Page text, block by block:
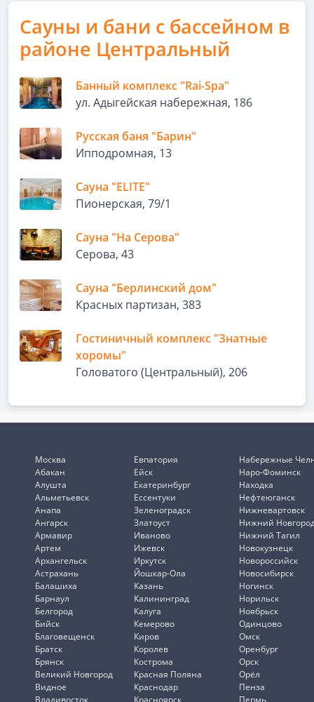
Сауны и бани с бассейном в
районе Центральный
Банный комплекс "Rai-Spa"
ул. Адыгейская набережная, 186
Русская баня "Барин"
Ипподромная, 13
Сауна "ELITE"
Пионерская, 79/1
Сауна "На Серова"
Серова, 43
Сауна "Берлинский дом"
Красных партизан, 383
Гостиничный комплекс "Знатные
хоромы"
Головатого (Центральный), 206
Москва
Абакан
Алушта
Альметьевск
Анапа
Ангарск
Армавир
Артем
Архангельск
Астрахань
Балашиха
Барнаул
Белгород
Бийск
Благовещенск
Братск
Брянск
Великий Новгород
Видное
Владивосток
Евпатория
Ейск
Екатеринбург
Ессентуки
Зеленоградск
Златоуст
Иваново
Ижевск
Иркутск
Йошкар-Ола
Казань
Калининград
Калуга
Кемерово
Киров
Королев
Кострома
Красная Поляна
Краснодар
Красноярск
Набережные
Наро-Фоминск
Находка
Нефтеюганск
Нижневартовск
Нижний
Нижний Тагил
Новокузнецк
Новороссийск
Новосибирск
Ногинск
Норильск
Ноябрьск
Одинцово
Омск
Оренбург
Орск
Орёл
Пенза
Пермь